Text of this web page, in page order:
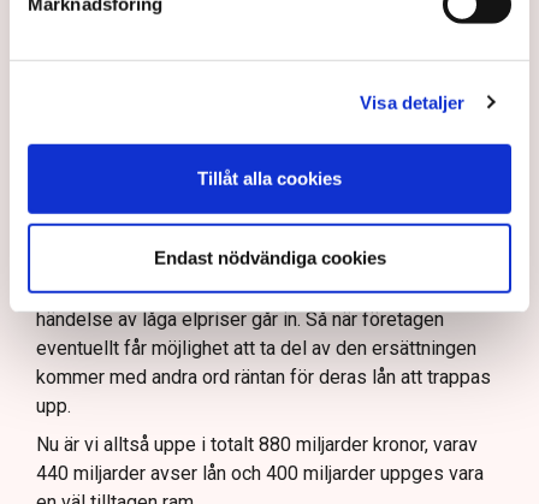
Visa detaljer
Tillåt alla cookies
Endast nödvändiga cookies
Här är det dock värt att nämna att låneramen, som ju
gällde lån till företag som bygger kärnkraft, bara gäller
färdigbyggda kommer räntorna på lånen att bli dyrare.
Men det är då, när reaktorerna är färdigbyggda och kan
börja producera och sälja el, som statens ersättning i
händelse av låga elpriser går in. Så när företagen
eventuellt får möjlighet att ta del av den ersättningen
kommer med andra ord räntan för deras lån att trappas
upp.
Nu är vi alltså uppe i totalt 880 miljarder kronor, varav
440 miljarder avser lån och 400 miljarder uppges vara